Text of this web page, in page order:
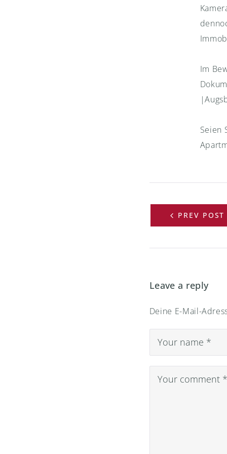
Im
Seien
PREV POST
Leave a reply
Deine E-Mail-